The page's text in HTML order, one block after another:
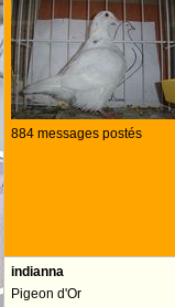
884 messages postés
indianna
Pigeon d'Or